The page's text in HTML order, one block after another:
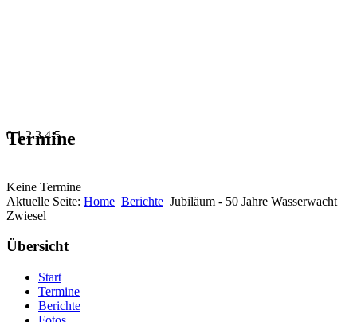
012345
Termine
Keine Termine
Aktuelle Seite: Home Berichte Jubiläum - 50 Jahre Wasserwacht
Zwiesel
Übersicht
Start
Termine
Berichte